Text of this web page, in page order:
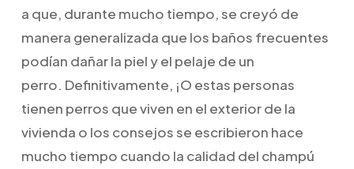
a que, durante mucho tiempo, se creyó de
manera generalizada que los baños frecuentes
podían dañar la piel y el pelaje de un
perro. Definitivamente, ¡O estas personas
tienen perros que viven en el exterior de la
vivienda o los consejos se escribieron hace
mucho tiempo cuando la calidad del champú